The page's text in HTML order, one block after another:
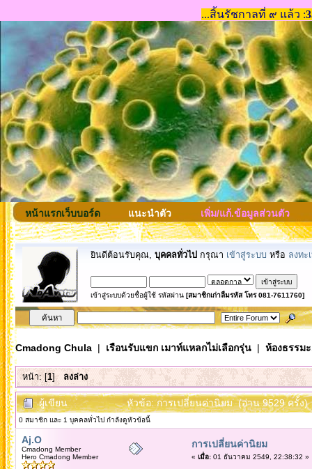
หน้าแรกเว็บบอร์ด แนะนำตัว เพิ่ม/แก้.ข้อมูลส่วนตัว
ยินดีต้อนรับคุณ, บุคคลทั่วไป กรุณา เข้าสู่ระบบ หรือ ลงทะ
เข้าสู่ระบบด้วยชื่อผู้ใช้ รหัสผ่าน [สมาชิกเก่าลืมรหัส โทร 081-7611760]
Cmadong Chula| เรือนรับแขก เมาท์แหลกไม่เลือกรุ่น| ห้องธรรม
หน้า: [1] ลงล่าง
ผู้เขียน หัวข้อ: การเปลี่ยนค่านิยม (อ่าน 9529 ครั้ง)
0 สมาชิก และ 1 บุคคลทั่วไป กำลังดูหัวข้อนี้
Aj.O
Cmadong Member
Hero Cmadong Member
การเปลี่ยนค่านิยม
« เมื่อ:01 ธันวาคม 2549, 22:38:32 »